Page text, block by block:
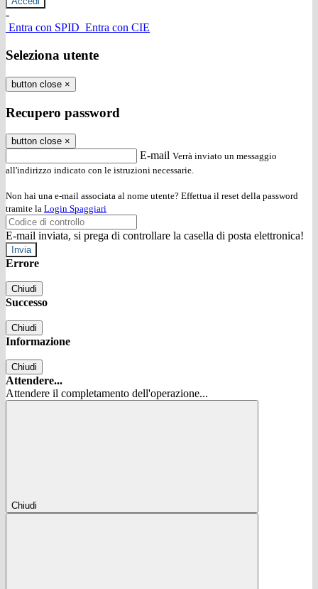
-
Entra con SPID Entra con CIE
Seleziona utente
button close ×
Recupero password
button close ×
E-mail Verrà inviato un messaggio
all'indirizzo indicato con le istruzioni necessarie.
Non hai una e-mail associata al nome utente? Effettua il reset della password
tramite la Login Spaggiari
E-mail inviata, si prega di controllare la casella di posta elettronica!
Errore
Chiudi
Successo
Chiudi
Informazione
Chiudi
Attendere...
Attendere il completamento dell'operazione...
Chiudi